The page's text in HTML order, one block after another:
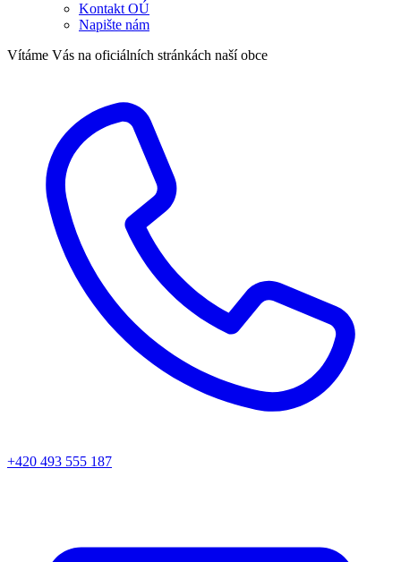
Kontakt OÚ
Napište nám
Vítáme Vás na oficiálních stránkách naší obce
+420 493 555 187